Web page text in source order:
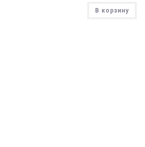
В корзину